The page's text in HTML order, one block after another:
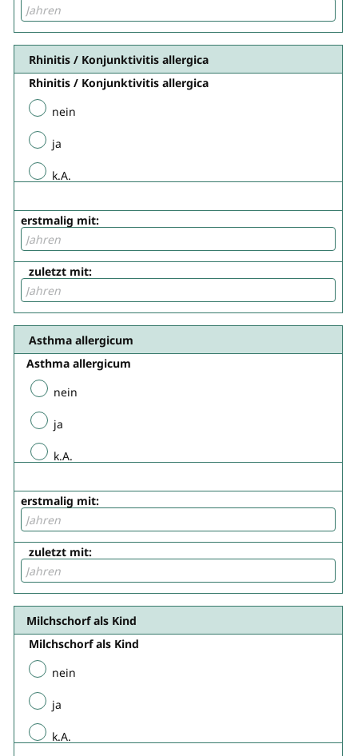
Rhinitis / Konjunktivitis allergica
Rhinitis / Konjunktivitis allergica
nein
ja
k.A.
erstmalig mit:
zuletzt mit:
Asthma allergicum​
Asthma allergicum​
nein
ja
k.A.
erstmalig mit:
zuletzt mit:
Milchschorf als Kind
Milchschorf als Kind
nein
ja
k.A.